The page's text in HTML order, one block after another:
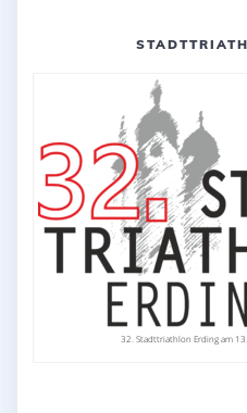
32. Stadttriathlon Erding am